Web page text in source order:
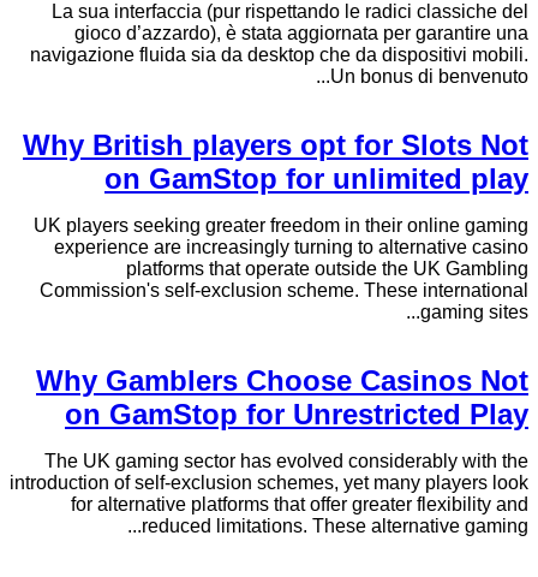
La sua interfaccia (pur rispettando le radici classiche del
gioco d’azzardo), è stata aggiornata per garantire una
navigazione fluida sia da desktop che da dispositivi mobili.
Un bonus di benvenuto...
Why British players opt for Slots Not
on GamStop for unlimited play
UK players seeking greater freedom in their online gaming
experience are increasingly turning to alternative casino
platforms that operate outside the UK Gambling
Commission's self-exclusion scheme. These international
gaming sites...
Why Gamblers Choose Casinos Not
on GamStop for Unrestricted Play
The UK gaming sector has evolved considerably with the
introduction of self-exclusion schemes, yet many players look
for alternative platforms that offer greater flexibility and
reduced limitations. These alternative gaming...